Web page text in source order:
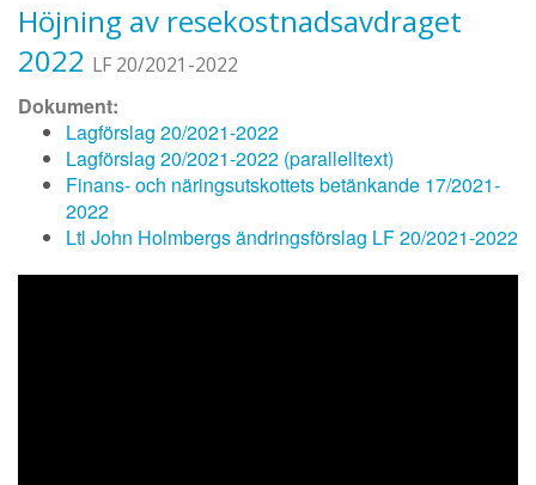
Höjning av resekostnadsavdraget
2022 LF 20/2021-2022
Dokument:
Lagförslag 20/2021-2022
Lagförslag 20/2021-2022 (parallelltext)
Finans- och näringsutskottets betänkande 17/2021-
2022
Ltl John Holmbergs ändringsförslag LF 20/2021-2022